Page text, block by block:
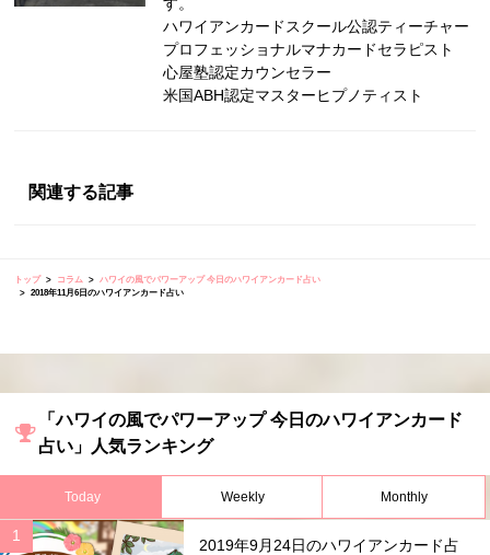
す。
ハワイアンカードスクール公認ティーチャー
プロフェッショナルマナカードセラピスト
心屋塾認定カウンセラー
米国ABH認定マスターヒプノティスト
関連する記事
トップ コラム
ハワイの風でパワーアップ 今日のハワイアンカード占い
2018年11月6日のハワイアンカード占い
「ハワイの風でパワーアップ 今日のハワイアンカード
占い」人気ランキング
Today Weekly Monthly
2019年9月24日のハワイアンカード占